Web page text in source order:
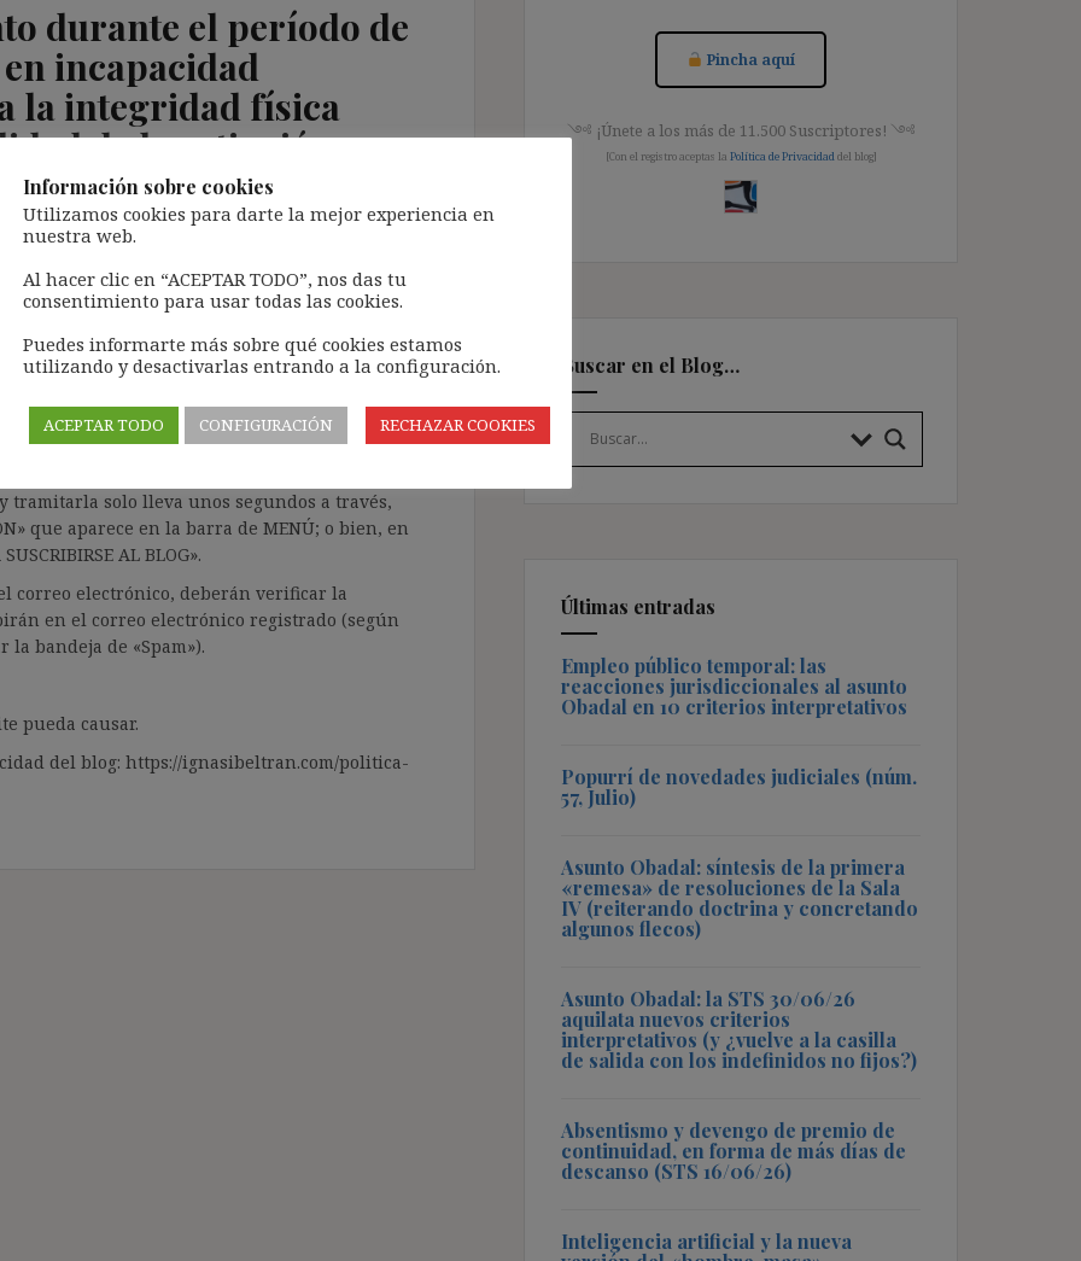
durante el período de
incapacidad
la integridad física
de la extinción
Jurisprudencia
de forma totalmente GRATUITA.
Artificial Generativa (IAG) con
de terceros sin ningún respeto por los
el contenido del blog únicamente a las
tramitarla solo lleva unos segundos a través,
que aparece en la barra de MENÚ; o bien, en
AL BLOG».
correo electrónico, deberán verificar la
en el correo electrónico registrado (según
bandeja de «Spam»).
pueda causar.
del blog: https://ignasibeltran.com/politica-
Pincha aquí
༺ ¡Únete a los más de 11.500 Suscriptores! ༺
[Con el registro aceptas la Política de Privacidad del blog]
Buscar en el Blog…
Últimas entradas
Empleo público temporal: las
reacciones jurisdiccionales al asunto
Obadal en 10 criterios interpretativos
Popurrí de novedades judiciales (núm.
57, Julio)
Asunto Obadal: síntesis de la primera
«remesa» de resoluciones de la Sala
IV (reiterando doctrina y concretando
algunos flecos)
Asunto Obadal: la STS 30/06/26
aquilata nuevos criterios
interpretativos (y ¿vuelve a la casilla
de salida con los indefinidos no fijos?)
Absentismo y devengo de premio de
continuidad, en forma de más días de
descanso (STS 16/06/26)
Inteligencia artificial y la nueva
Información sobre cookies
Utilizamos cookies para darte la mejor experiencia en
nuestra web.
Al hacer clic en “ACEPTAR TODO”, nos das tu
consentimiento para usar todas las cookies.
Puedes informarte más sobre qué cookies estamos
utilizando y desactivarlas entrando a la configuración.
ACEPTAR TODO CONFIGURACIÓN RECHAZAR COOKIES